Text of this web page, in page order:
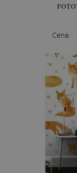
Cena: